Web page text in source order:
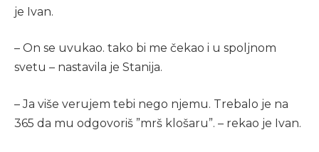
je Ivan.
– On se uvukao. tako bi me čekao i u spoljnom
svetu – nastavila je Stanija.
– Ja više verujem tebi nego njemu. Trebalo je na
365 da mu odgovoriš ”mrš klošaru”. – rekao je Ivan.